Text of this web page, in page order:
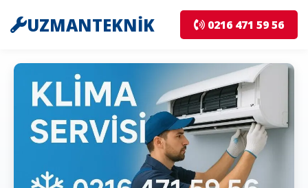
UZMANTEKNİK 0216 471 59 56